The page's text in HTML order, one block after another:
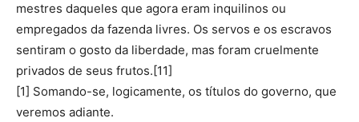
mestres daqueles que agora eram inquilinos ou
empregados da fazenda livres. Os servos e os escravos
sentiram o gosto da liberdade, mas foram cruelmente
privados de seus frutos.[11]
[1] Somando-se, logicamente, os títulos do governo, que
veremos adiante.